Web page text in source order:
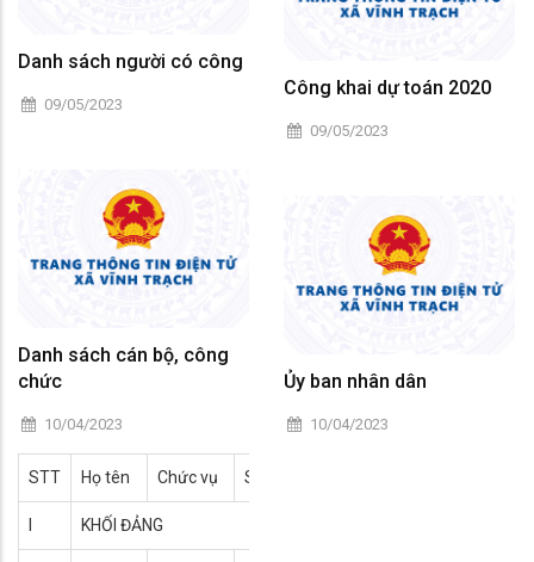
Danh sách người có công
09/05/2023
Công khai dự toán 2020
09/05/2023
Danh sách cán bộ, công
chức
10/04/2023
STT Họ tên Chức vụ SĐT di động
KHỐI ĐẢNG
Ủy ban nhân dân
10/04/2023